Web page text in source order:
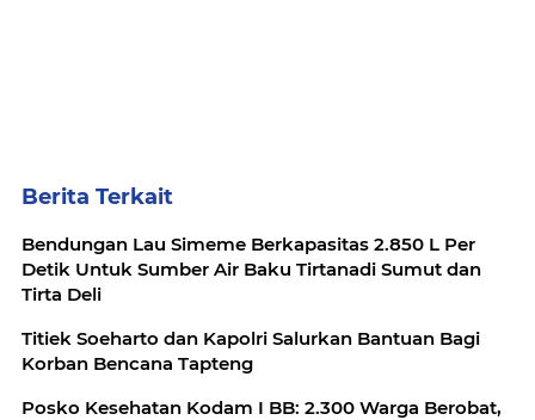
Berita Terkait
Bendungan Lau Simeme Berkapasitas 2.850 L Per
Detik Untuk Sumber Air Baku Tirtanadi Sumut dan
Tirta Deli
Titiek Soeharto dan Kapolri Salurkan Bantuan Bagi
Korban Bencana Tapteng
Posko Kesehatan Kodam I BB: 2.300 Warga Berobat,